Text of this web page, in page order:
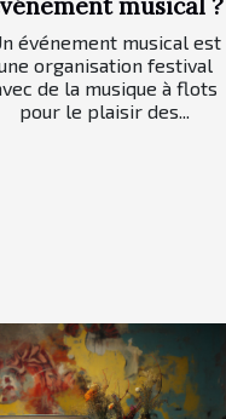
musical ?
événement musical est
organisation festival
de la musique à flots
pour le plaisir des...